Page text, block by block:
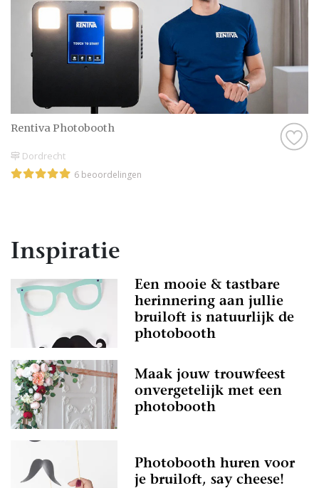
Rentiva Photobooth
Dordrecht
6 beoordelingen
Inspiratie
Een mooie & tastbare
herinnering aan jullie
bruiloft is natuurlijk de
photobooth
Maak jouw trouwfeest
onvergetelijk met een
photobooth
Photobooth huren voor
je bruiloft, say cheese!